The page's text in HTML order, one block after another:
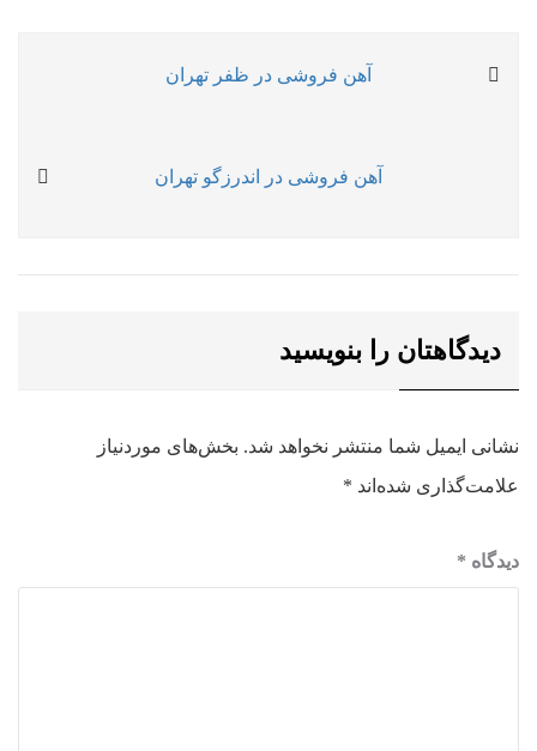
راهبری
Previous
آهن فروشی در ظفر تهران
Next
آهن فروشی در اندرزگو تهران
دیدگاهتان را بنویسید
نشانی ایمیل شما منتشر نخواهد شد. بخش‌های موردنیاز
علامت‌گذاری شده‌اند *
دیدگاه *